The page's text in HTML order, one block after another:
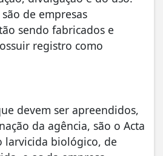
de empresas
sendo fabricados e
registro como
devem ser apreendidos,
da agência, são o Acta
larvicida biológico, de